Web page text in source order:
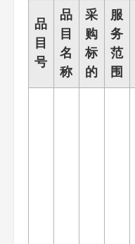
品
目
号
品
目
名
称
采
购
标
的
服
务
范
围